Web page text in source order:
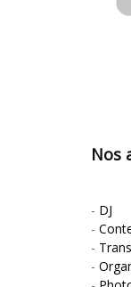
Nos
- DJ
-
-
-